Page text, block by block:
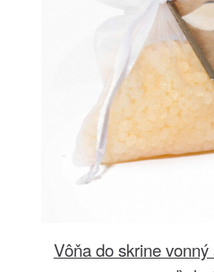
Vôňa do skrine